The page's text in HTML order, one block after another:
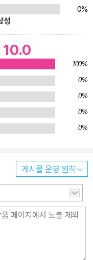
이다.’ 한 반에 친한 친구
는 사람이라면 누구나 공
는 외줄 타기 하듯 더욱
눌 수 있으면 좋으련만,
누군가는 가장자리로 갈
이 순수하고 밝은 것이
저 배려하는 소영이, 매정
혜서. 평범하지만 각기
소한 말이나 행동 하나
나온 사람이라면 누구나
에서 오고가는 미묘한 감
나하나 치밀하게 묘사한
나비 효과처럼 얼마나 큰
아이들을 진심으로 헤
0%
성
10.0
100%
0%
0%
0%
0%
게시물 운영 원칙